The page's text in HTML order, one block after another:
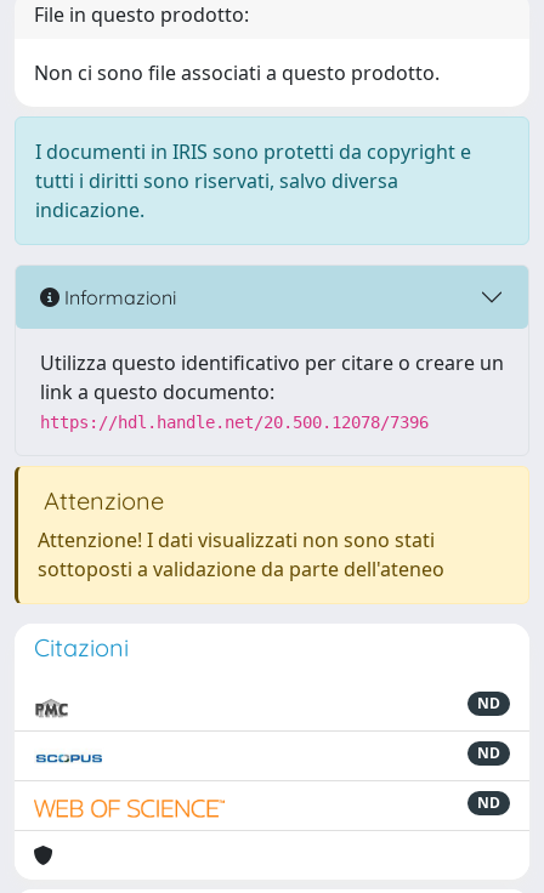
File in questo prodotto:
Non ci sono file associati a questo prodotto.
I documenti in IRIS sono protetti da copyright e
tutti i diritti sono riservati, salvo diversa
indicazione.
Informazioni
Utilizza questo identificativo per citare o creare un
link a questo documento:
https://hdl.handle.net/20.500.12078/7396
Attenzione
Attenzione! I dati visualizzati non sono stati
sottoposti a validazione da parte dell'ateneo
Citazioni
ND
ND
ND